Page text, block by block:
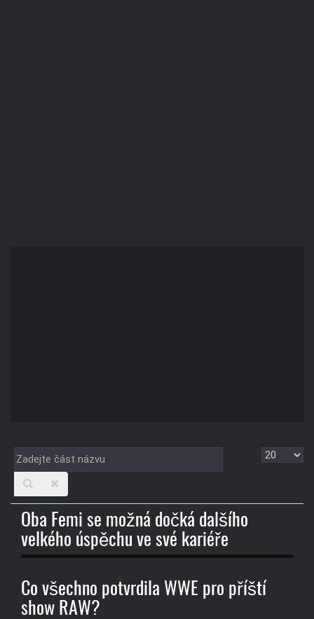
Zadejte
část
názvu
Zobrazit
Oba Femi se možná dočká dalšího
velkého úspěchu ve své kariéře
Co všechno potvrdila WWE pro příští
show RAW?